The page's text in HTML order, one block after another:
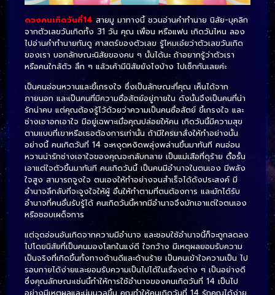
ดวงคนเกิดวันที่14 สายมู มาทางนี้ ชวนอ่านคำทำนาย นิสัย-บุคลิก
จากตัวเลขวันเกิดทั้ง 31 วัน คุณ เพื่อน หรือแฟน เกิดวันไหน ลอง
ไปอ่านคำทำนายกันดู ศาสตร์ของตัวเลข รู้ไหมเอ๋ยว่าตัวเลขวันเกิด
ของเรา บอกลักษณะนิสัยของคน ๆ นั้นได้นะ ถ้าอยากรู้ว่าตัวเรา
หรือคนใกล้ตัว ลึก ๆ แล้วเค้ามีนิสัยยังไงบ้าง ไปเช็กกันเลยค่ะ
เป็นคนอ่อนหวานและขี้เกรงใจ ซึ่งเป็นลักษณะที่คุณ เห็นได้จาก
ภายนอก และเป็นคนที่มีความซื่อสัตย์อยู่ภายใน ดังนั้นจึงเป็นคนที่น่า
รักน่าคบ แต่คุณต้องรู้ไว้ด้วยว่าความเป็นคนซื่อสัตย์ ขี้เกรงใจ และ
ช่างเอาอกเอาใจ มีอยู่เฉพาะเมื่อคุณปล่อยให้คน เกิดวันนี้มีความสุข
ตามแบบที่เขาหรือเธอต้องการเท่านั้น ถ้ามีใครมาสั่งให้ทำอย่างนั้น
อย่างนี้ คนเกิดวันที่ 14 จะหงุดหงิดพลุ่งพล่านขึ้นมาทันที คนอ่อน
หวานน่ารักช่างเอาใจของคุณจะกลับกลาย เป็นแม่เสือที่ดุร้าย ดื้อรั้น
เอาแต่ใจตัวขึ้นมาทันที คนเกิดวันนี้ เป็นคนมีอำนาจในตนเอง มีพลัง
ใจสูง สามารถจูงใจ ตนเองให้ทำอย่างจนสำเร็จได้ดังประสงค์ มี
อำนาจลึกลับที่จะจูงใจให้ผู้ อื่นให้ทำตามที่ตนต้องการ และมักได้รับ
อำนาจที่คนอื่นรับรู้ได้ คนเกิดวันนี้หากมีอำนาจจึงมักเอาแต่ใจตนเอง
หรือชอบเผด็จการ
แต่จุดอ่อนอันเกิดจากความมีอำนาจ และชอบใช้อำนาจนี้ก็จะถูกลดลง
ไปโดยนิสัยที่เป็นคนมองโลกในแง่ดี ใจกว้าง มีเหตุผลยอมรับความ
เป็นจริงที่เกิดขึ้นทั้งทางด้านดีและด้านร้าย เป็นคนเข้าใจความเป็น ไป
รอบกายได้ง่ายและยอมรับความเป็นไปได้ในเรื่องต่าง ๆ เป็นอย่างดี
ซึ่งคุณลักษณะเช่นนี้ทำให้การใช้อำนาจของคนเกิดวันที่ 14 เป็นไป